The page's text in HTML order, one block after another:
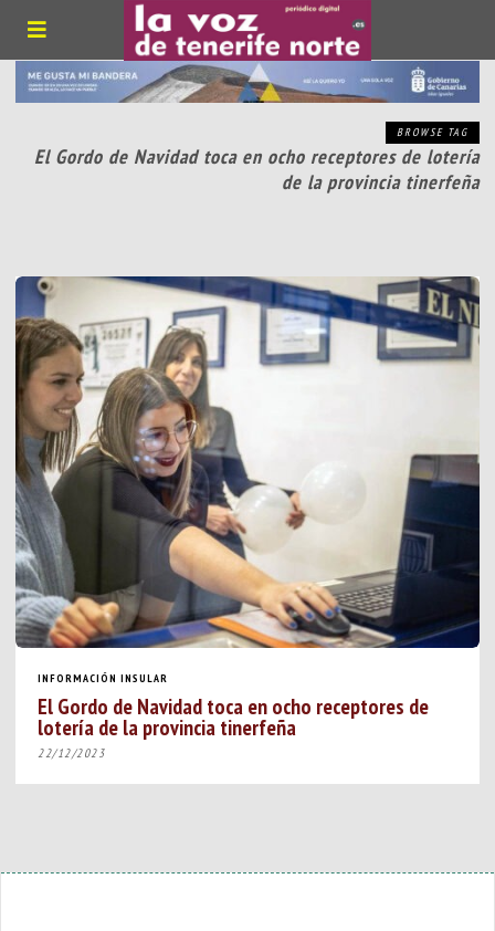
BROWSE TAG
El Gordo de Navidad toca en ocho receptores de lotería
de la provincia tinerfeña
INFORMACIÓN INSULAR
El Gordo de Navidad toca en ocho receptores de
lotería de la provincia tinerfeña
22/12/2023